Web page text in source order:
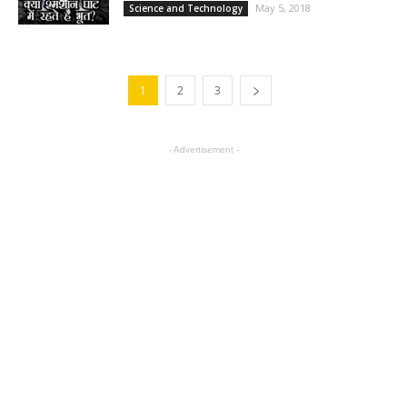
Science and Technology May 5, 2018
1 2 3
- Advertisement -